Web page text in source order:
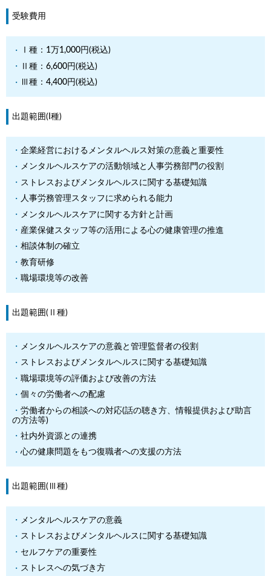
受験費用
Ⅰ種：1万1,000円(税込)
Ⅱ種：6,600円(税込)
Ⅲ種：4,400円(税込)
出題範囲(I種)
企業経営におけるメンタルヘルス対策の意義と重要性
メンタルヘルスケアの活動領域と人事労務部門の役割
ストレスおよびメンタルヘルスに関する基礎知識
人事労務管理スタッフに求められる能力
メンタルヘルスケアに関する方針と計画
産業保健スタッフ等の活用による心の健康管理の推進
相談体制の確立
教育研修
職場環境等の改善
出題範囲(Ⅱ種)
メンタルヘルスケアの意義と管理監督者の役割
ストレスおよびメンタルヘルスに関する基礎知識
職場環境等の評価および改善の方法
個々の労働者への配慮
労働者からの相談への対応(話の聴き方、情報提供および助言
の方法等)
社内外資源との連携
心の健康問題をもつ復職者への支援の方法
出題範囲(Ⅲ種)
メンタルヘルスケアの意義
ストレスおよびメンタルヘルスに関する基礎知識
セルフケアの重要性
ストレスへの気づき方